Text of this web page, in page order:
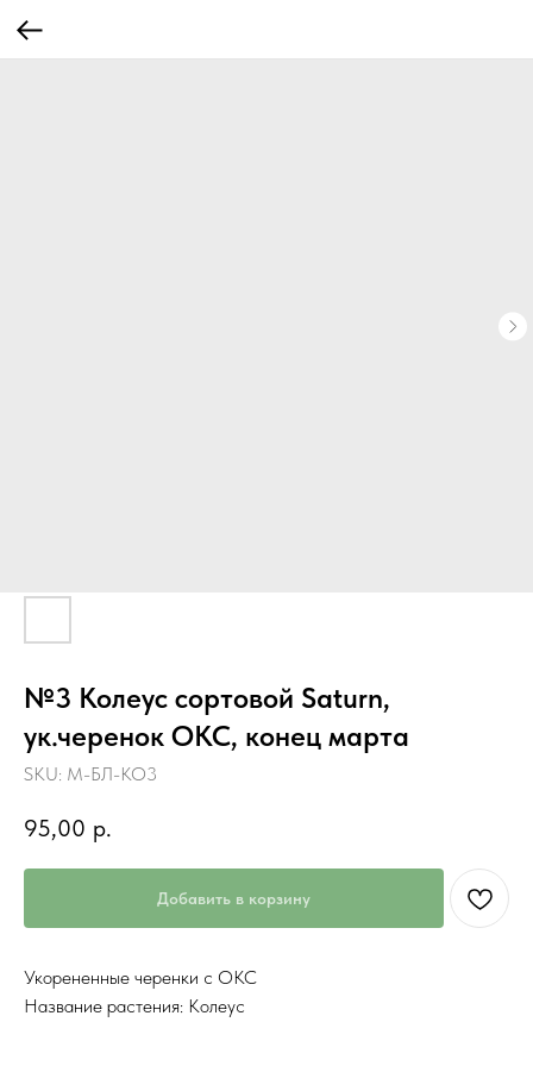
№3 Колеус сортовой Saturn,
ук.черенок ОКС, конец марта
SKU: М-БЛ-КО3
95,00 р.
Добавить в корзину
Укорененные черенки с ОКС
Название растения: Колеус